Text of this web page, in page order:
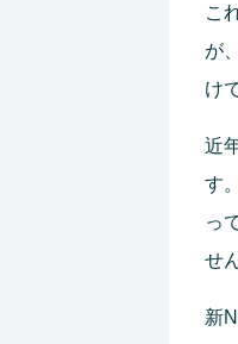
こ
が
け
近
す
っ
せ
新